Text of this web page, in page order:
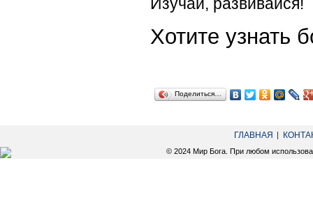
Хотите
Поделиться…
ГЛАВНАЯ
© 2024 Мир Бога. При любом